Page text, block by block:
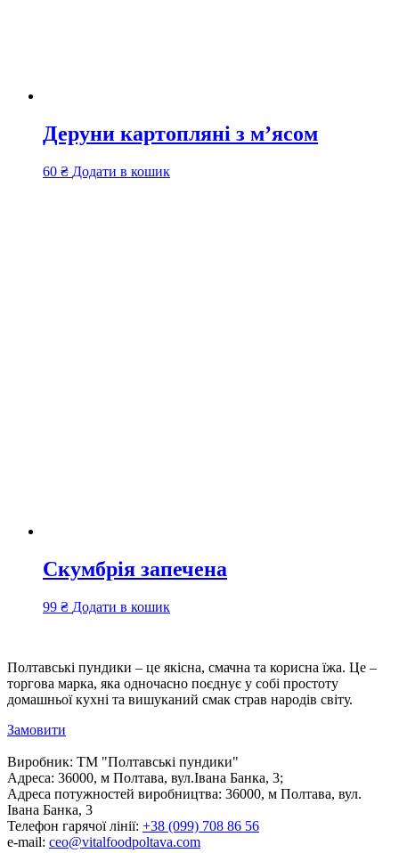
Деруни картопляні з м’ясом
60 ₴ Додати в кошик
Скумбрія запечена
99 ₴ Додати в кошик
Полтавські пундики – це якісна, смачна та корисна їжа. Це –
торгова марка, яка одночасно поєднує у собі простоту
домашньої кухні та вишуканий смак страв народів світу.
Замовити
Виробник: ТМ "Полтавські пундики"
Адреса: 36000, м Полтава, вул.Івана Банка, 3;
Адреса потужностей виробництва: 36000, м Полтава, вул.
Івана Банка, 3
Телефон гарячої лінії: +38 (099) 708 86 56
e-mail: ceo@vitalfoodpoltava.com